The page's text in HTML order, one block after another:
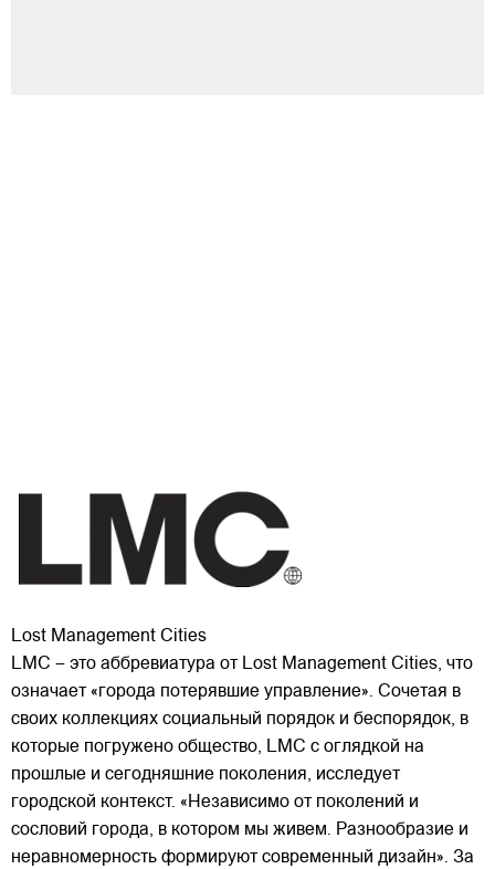
Lost Management Cities
LMC – это аббревиатура от Lost Management Cities, что
означает «города потерявшие управление». Сочетая в
своих коллекциях социальный порядок и беспорядок, в
которые погружено общество, LMC с оглядкой на
прошлые и сегодняшние поколения, исследует
городской контекст. «Независимо от поколений и
сословий города, в котором мы живем. Разнообразие и
неравномерность формируют современный дизайн». За